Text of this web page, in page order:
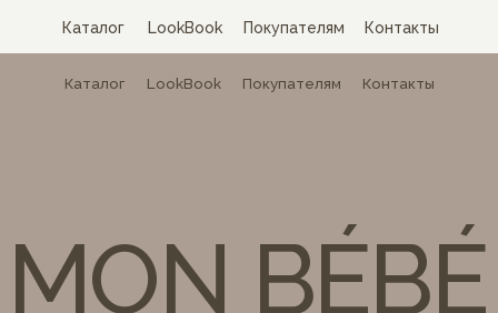
Контакты
Покупателям
LookBook
Каталог
Детская одежда. Полный образ в одном магазине
MON BÉBÉ
Покупателям